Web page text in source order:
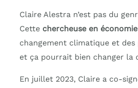
Claire Alestra n’est pas du
Cette chercheuse en économie
changement climatique et
et ça pourrait bien changer la
En juillet 2023, Claire a co-